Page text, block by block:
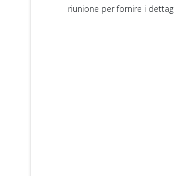
riunione per fornire i